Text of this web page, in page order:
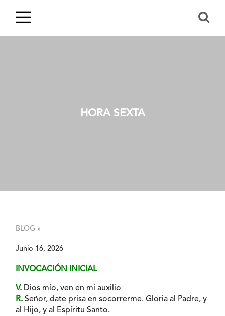
HORA SEXTA
BLOG »
Junio 16, 2026
INVOCACIÓN INICIAL
V. Dios mío, ven en mi auxilio
R. Señor, date prisa en socorrerme. Gloria al Padre, y
al Hijo, y al Espíritu Santo.